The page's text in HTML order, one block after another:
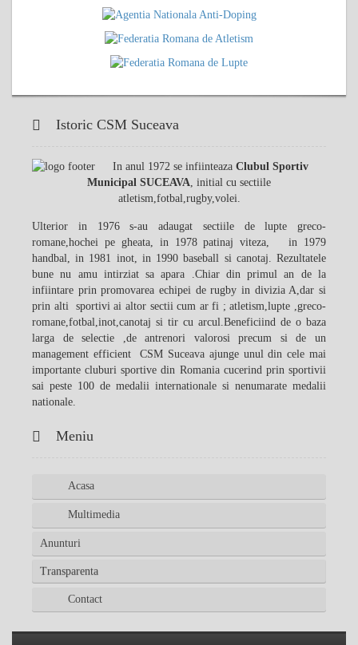
Istoric CSM Suceava
In anul 1972 se infiinteaza Clubul Sportiv
Municipal SUCEAVA , initial cu sectiile
atletism,fotbal,rugby,volei.
Ulterior in 1976 s-au adaugat sectiile de lupte greco-
romane,hochei pe gheata, in 1978 patinaj viteza, in 1979
handbal, in 1981 inot, in 1990 baseball si canotaj. Rezultatele
bune nu amu intirziat sa apara .Chiar din primul an de la
infiintare prin promovarea echipei de rugby in divizia A,dar si
prin alti sportivi ai altor sectii cum ar fi ; atletism,lupte ,greco-
romane,fotbal,inot,canotaj si tir cu arcul.Beneficiind de o baza
larga de selectie ,de antrenori valorosi precum si de un
management efficient CSM Suceava ajunge unul din cele mai
importante cluburi sportive din Romania cucerind prin sportivii
sai peste 100 de medalii internationale si nenumarate medalii
nationale.
Meniu
Acasa
Multimedia
Anunturi
Transparenta
Contact